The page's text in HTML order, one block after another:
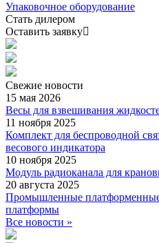
Упаковочное оборудование
Стать дилером
Оставить заявку
Свежие новости
15 мая 2026
Весы для взвешивания
11 ноября 2025
Комплект для беспроводной
весового индикатора
10 ноября 2025
Модуль радиоканала для
20 августа 2025
Промышленные
платформы
Все новости »